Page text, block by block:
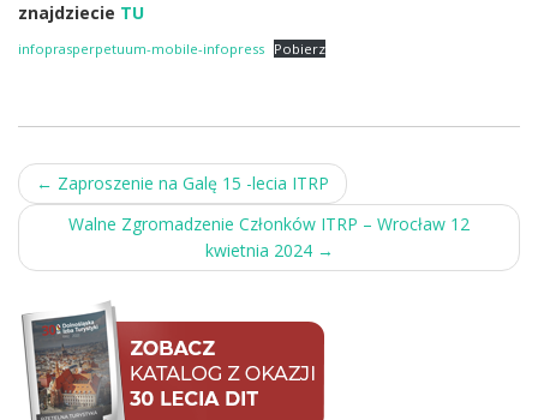
znajdziecie TU
infoprasperpetuum-mobile-infopress Pobierz
Post
navigation
← Zaproszenie na Galę 15 -lecia ITRP
Walne Zgromadzenie Członków ITRP – Wrocław 12
kwietnia 2024 →